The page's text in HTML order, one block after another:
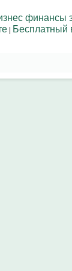
финансы
| Бесплатный